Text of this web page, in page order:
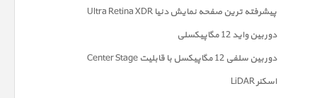
پیشرفته ترین صفحه نمايش دنیا Ultra Retina XDR
دوربين واید 12 مگاپیکسلی
دوربین سلفی 12 مگاپیکسل با قابلیت Center Stage
اسکنر LiDAR